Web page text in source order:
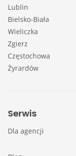
Lublin
Bielsko-Biała
Wieliczka
Zgierz
Częstochowa
Żyrardów
Serwis
Dla agencji